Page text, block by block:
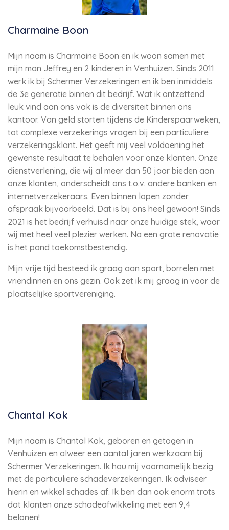
Charmaine Boon
Mijn naam is Charmaine Boon en ik woon samen met
mijn man Jeffrey en 2 kinderen in Venhuizen. Sinds 2011
werk ik bij Schermer Verzekeringen en ik ben inmiddels
de 3e generatie binnen dit bedrijf. Wat ik ontzettend
leuk vind aan ons vak is de diversiteit binnen ons
kantoor. Van geld storten tijdens de Kinderspaarweken,
tot complexe verzekerings vragen bij een particuliere
verzekeringsklant. Het geeft mij veel voldoening het
gewenste resultaat te behalen voor onze klanten. Onze
dienstverlening, die wij al meer dan 50 jaar bieden aan
onze klanten, onderscheidt ons t.o.v. andere banken en
internetverzekeraars. Even binnen lopen zonder
afspraak bijvoorbeeld. Dat is bij ons heel gewoon! Sinds
2021 is het bedrijf verhuisd naar onze huidige stek, waar
wij met heel veel plezier werken. Na een grote renovatie
is het pand toekomstbestendig.
Mijn vrije tijd besteed ik graag aan sport, borrelen met
vriendinnen en ons gezin. Ook zet ik mij graag in voor de
plaatselijke sportvereniging.
Chantal Kok
Mijn naam is Chantal Kok, geboren en getogen in
Venhuizen en alweer een aantal jaren werkzaam bij
Schermer Verzekeringen. Ik hou mij voornamelijk bezig
met de particuliere schadeverzekeringen. Ik adviseer
hierin en wikkel schades af. Ik ben dan ook enorm trots
dat klanten onze schadeafwikkeling met een 9,4
belonen!